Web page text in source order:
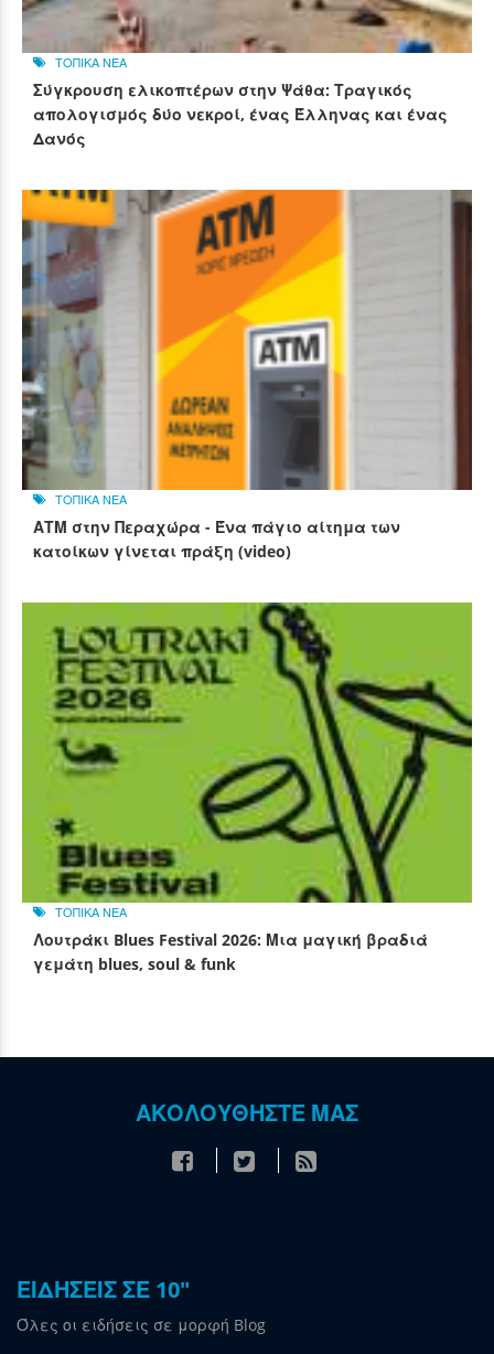
ΤΟΠΙΚΑ ΝΕΑ
Σύγκρουση ελικοπτέρων στην Ψάθα: Τραγικός
απολογισμός δύο νεκροί, ένας Έλληνας και ένας
Δανός
ΤΟΠΙΚΑ ΝΕΑ
ΑΤΜ στην Περαχώρα - Ένα πάγιο αίτημα των
κατοίκων γίνεται πράξη (video)
ΤΟΠΙΚΑ ΝΕΑ
Λουτράκι Blues Festival 2026: Μια μαγική βραδιά
γεμάτη blues, soul & funk
ΑΚΟΛΟΥΘΗΣΤΕ ΜΑΣ
ΕΙΔΗΣΕΙΣ ΣΕ 10"
Όλες οι ειδήσεις σε μορφή Blog